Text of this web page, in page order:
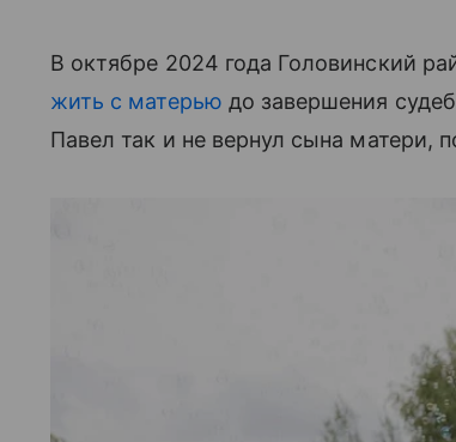
В октябре 2024 года Головинский
жить с матерью до завершения
Павел так и не вернул сына матери,